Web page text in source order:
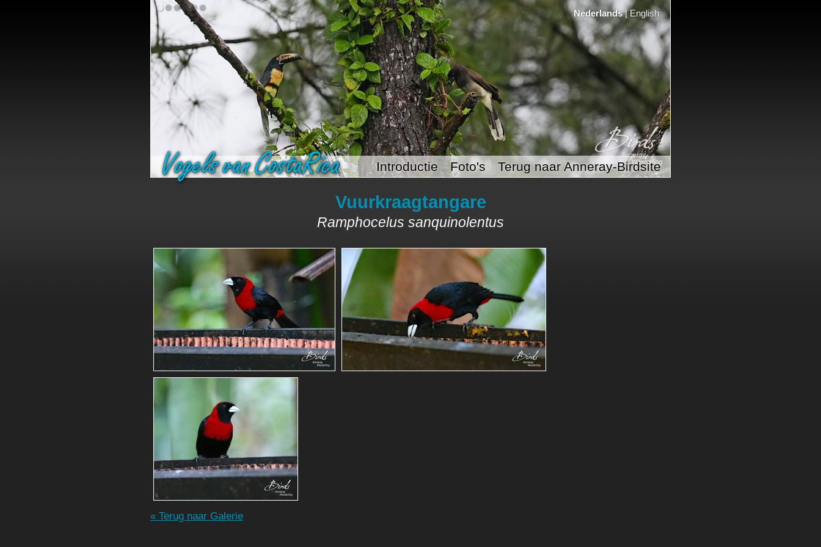
Nederlands|English
Introductie Foto's Terug naar Anneray-Birdsite
Vuurkraagtangare
Ramphocelus sanquinolentus
« Terug naar Galerie